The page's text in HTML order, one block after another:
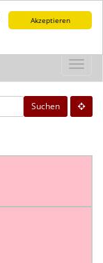
Akzeptieren
Suchen